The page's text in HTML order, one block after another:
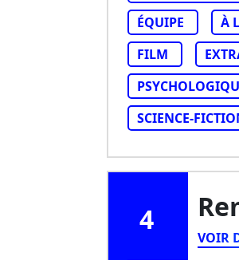
ÉQUIPE
À
FILM
SCIENCE-
4
VOIR